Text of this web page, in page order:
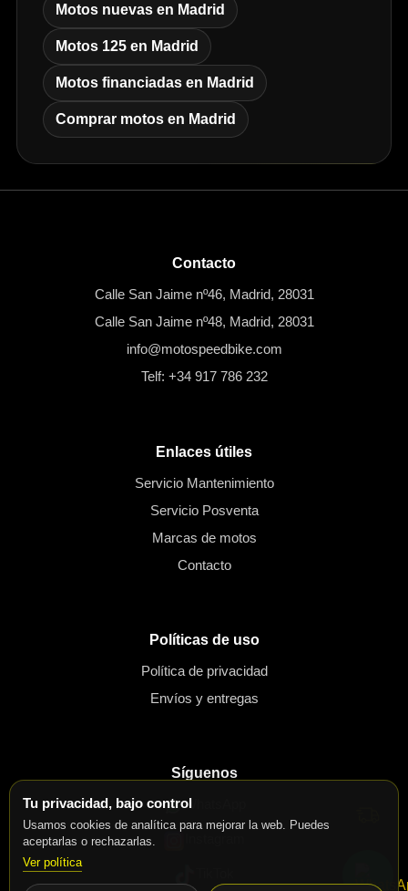
Tu privacidad, bajo control
Usamos cookies de analítica para mejorar la web. Puedes
aceptarlas o rechazarlas.
Ver política
Motos nuevas en Madrid
Motos 125 en Madrid
Motos financiadas en Madrid
Comprar motos en Madrid
Contacto
Calle San Jaime nº46, Madrid, 28031
Calle San Jaime nº48, Madrid, 28031
info@motospeedbike.com
Telf: +34 917 786 232
Enlaces útiles
Servicio Mantenimiento
Servicio Posventa
Marcas de motos
Contacto
Políticas de uso
Política de privacidad
Envíos y entregas
Síguenos
WhatsApp